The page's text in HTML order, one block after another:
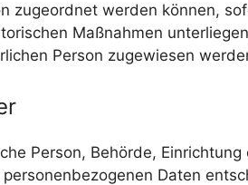
zugeordnet werden können,
Maßnahmen
Person zugewiesen
Person, Behörde, Einrichtung
Daten